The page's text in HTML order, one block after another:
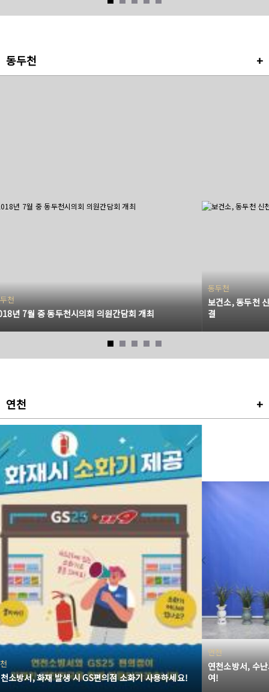
동두천 +
천
년 7월 중 동두천시의회 의원간담회 개최
동두천
보건소, 동두천
결
연천 +
소방서, 화재 발생 시 GS편의점 소화기 사용하세요!
연천
연천소방서, 수
여!